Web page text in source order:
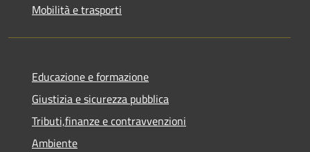
Mobilità e trasporti
Educazione e formazione
Giustizia e sicurezza pubblica
Tributi,finanze e contravvenzioni
Ambiente